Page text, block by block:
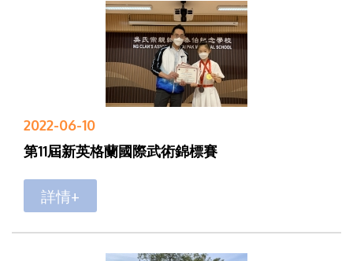
2022-06-10
第11屆新英格蘭國際武術錦標賽
詳情+